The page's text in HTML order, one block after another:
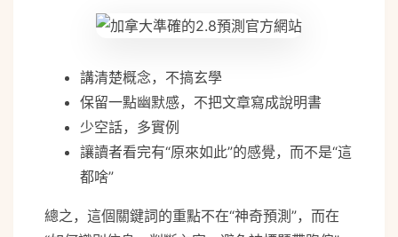
講清楚概念，不搞玄學
保留一點幽默感，不把文章寫成說明書
少空話，多實例
讓讀者看完有“原來如此”的感覺，而不是“這
都啥”
總之，這個關鍵詞的重點不在“神奇預測”，而在